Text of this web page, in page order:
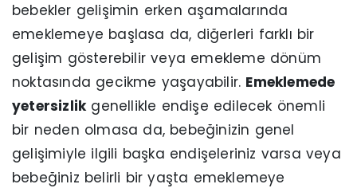
bebekler gelişimin erken aşamalarında
emeklemeye başlasa da, diğerleri farklı bir
gelişim ​​gösterebilir veya emekleme dönüm
noktasında gecikme yaşayabilir. Emeklemede
yetersizlikgenellikle endişe edilecek önemli
bir neden olmasa da, bebeğinizin genel
gelişimiyle ilgili başka endişeleriniz varsa veya
bebeğiniz belirli bir yaşta emeklemeye